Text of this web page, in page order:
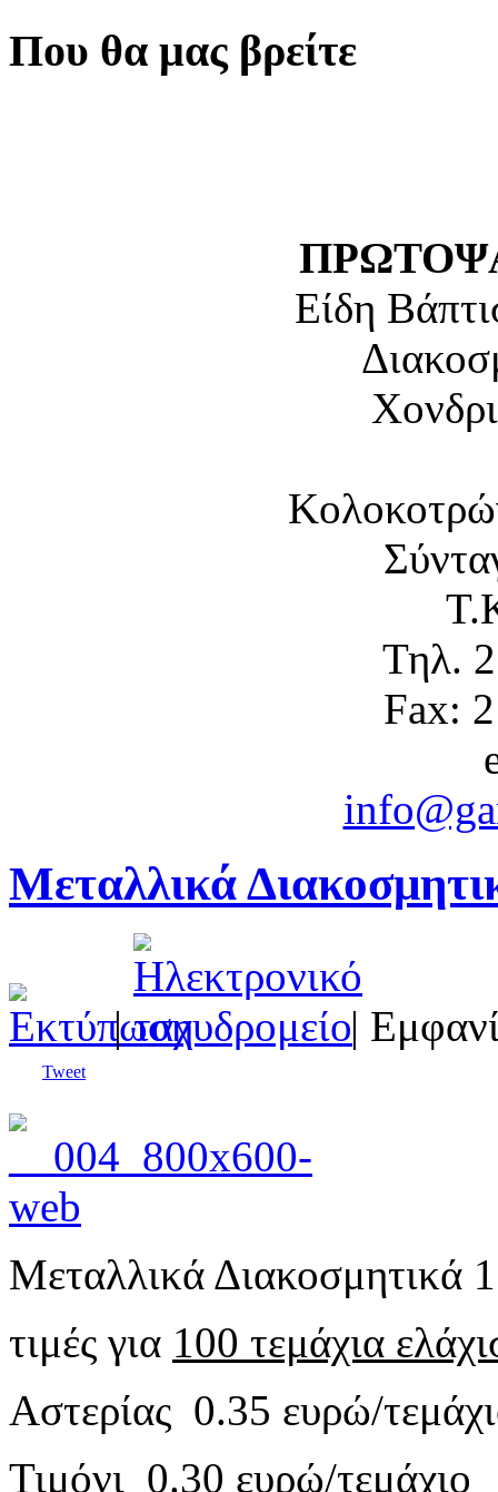
Που θα μας βρείτε
Είδη
Τηλ.
Fax:
Μεταλλικά
| |
Tweet
Μεταλλικά Διακοσμητικά
τιμές για 100 τεμάχια
Αστερίας 0.35 ευρώ/
Τιμόνι 0.30 ευρώ/τεμάχιο